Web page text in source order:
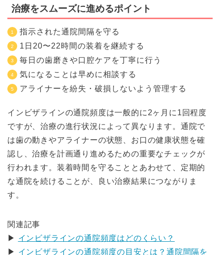
治療をスムーズに進めるポイント
指示された通院間隔を守る
1日20〜22時間の装着を継続する
毎日の歯磨きや口腔ケアを丁寧に行う
気になることは早めに相談する
アライナーを紛失・破損しないよう管理する
インビザラインの通院頻度は一般的に2ヶ月に1回程度
ですが、治療の進行状況によって異なります。通院で
は歯の動きやアライナーの状態、お口の健康状態を確
認し、治療を計画通り進めるための重要なチェックが
行われます。装着時間を守ることとあわせて、定期的
な通院を続けることが、良い治療結果につながりま
す。
関連記事
▶ インビザラインの通院頻度はどのくらい？
▶ インビザラインの通院頻度の目安とは？通院間隔を